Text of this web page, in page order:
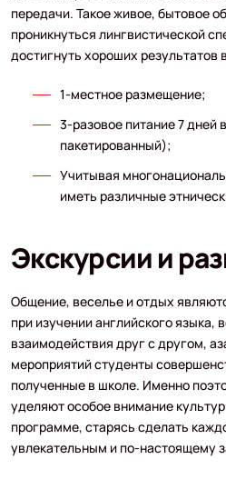
передачи. Такое живое, бытовое
проникнуться лингвистической
достигнуть хороших результатов
1-местное размещение;
3-разовое питание 7 дней
пакетированный);
Учитывая
иметь различные
Экскурсии и
Общение, веселье и отдых
при изучении английского языка,
взаимодействия друг с другом,
мероприятий студенты
полученные в школе. Именно
уделяют особое внимание
программе, старясь сделать
увлекательным и по-настоящему